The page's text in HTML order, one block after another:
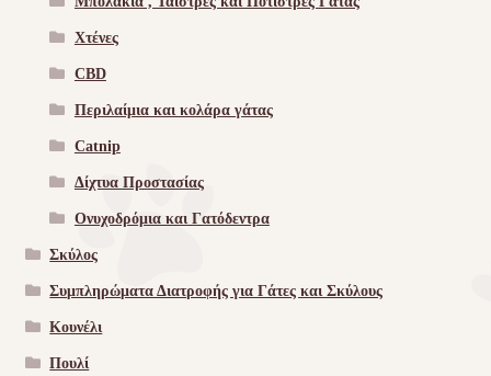
Χτένες
CBD
Περιλαίμια και κολάρα γάτας
Catnip
Δίχτυα Προστασίας
Ονυχοδρόμια και Γατόδεντρα
Σκύλος
Συμπληρώματα Διατροφής για Γάτες και Σκύλους
Κουνέλι
Πουλί